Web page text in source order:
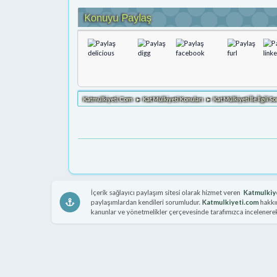
Konuyu Paylaş
Katmülkiyeti.Com ► Kat Mülkiyeti Konuları ► Kat Mülkiyeti İle İlgili
İçerik sağlayıcı paylaşım sitesi olarak hizmet veren
paylaşımlardan kendileri sorumludur. Katmulkiyeti.com
kanunlar ve yönetmelikler çerçevesinde tarafımızca